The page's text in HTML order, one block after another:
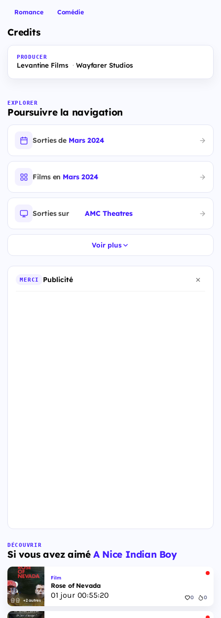
Romance Comédie
Credits
PRODUCER
Levantine Films Wayfarer Studios
EXPLORER
Poursuivre la navigation
Sorties de Mars 2024
Films en Mars 2024
Sorties sur AMC Theatres
Voir plus
MERCI Publicité
DÉCOUVRIR
Si vous avez aiméA Nice Indian Boy
+2 autres
Film
Rose of Nevada
01 jour 00:55:19 0 0